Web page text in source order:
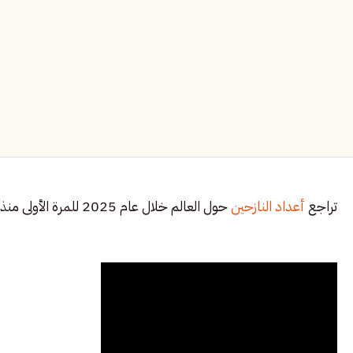
تراجع أعداد النازحينحول العالم خلال عام 2025 للمرة الأولى منذ عشر سنوات.